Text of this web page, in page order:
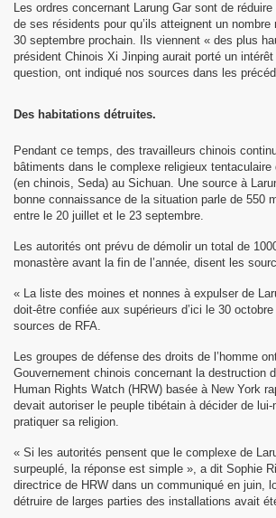
Les ordres concernant Larung Gar sont de
de ses résidents pour qu’ils atteignent un
30 septembre prochain. Ils viennent « des plus
président Chinois Xi Jinping aurait porté un
question, ont indiqué nos sources dans les
Des habitations détruites.
Pendant ce temps, des travailleurs chinois
bâtiments dans le complexe religieux
(en chinois, Seda) au Sichuan. Une source à
bonne connaissance de la situation parle de 550
entre le 20 juillet et le 23 septembre.
Les autorités ont prévu de démolir un total de
monastère avant la fin de l’année, disent les
« La liste des moines et nonnes à expulser de
doit-être confiée aux supérieurs d’ici le 30
sources de RFA.
Les groupes de défense des droits de l’homme
Gouvernement chinois concernant la destruction
Human Rights Watch (HRW) basée à New York
devait autoriser le peuple tibétain à décider de
pratiquer sa religion.
« Si les autorités pensent que le complexe de
surpeuplé, la réponse est simple », a dit Sophie
directrice de HRW dans un communiqué en juin,
détruire de larges parties des installations avait
Rinpoché au Népal.